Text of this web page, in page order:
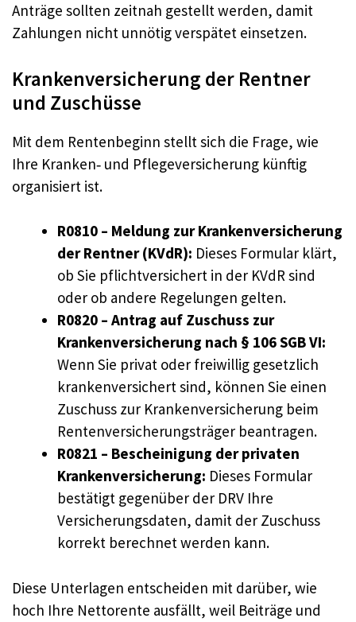
Anträge sollten zeitnah gestellt werden, damit
Zahlungen nicht unnötig verspätet einsetzen.
Krankenversicherung der Rentner
und Zuschüsse
Mit dem Rentenbeginn stellt sich die Frage, wie
Ihre Kranken‑ und Pflegeversicherung künftig
organisiert ist.
R0810 – Meldung zur Krankenversicherung
der Rentner (KVdR): Dieses Formular klärt,
ob Sie pflichtversichert in der KVdR sind
oder ob andere Regelungen gelten.
R0820 – Antrag auf Zuschuss zur
Krankenversicherung nach § 106 SGB VI:
Wenn Sie privat oder freiwillig gesetzlich
krankenversichert sind, können Sie einen
Zuschuss zur Krankenversicherung beim
Rentenversicherungsträger beantragen.
R0821 – Bescheinigung der privaten
Krankenversicherung: Dieses Formular
bestätigt gegenüber der DRV Ihre
Versicherungsdaten, damit der Zuschuss
korrekt berechnet werden kann.
Diese Unterlagen entscheiden mit darüber, wie
hoch Ihre Nettorente ausfällt, weil Beiträge und